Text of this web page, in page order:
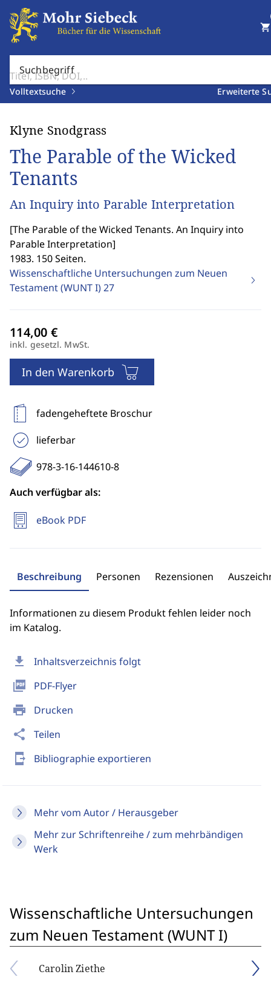
Suchbegriff
Volltextsuche Erweiterte
shopping_cart
download Inhaltsverzeichnis folgt
picture_as_pdf PDF-Flyer
print Drucken
share Teilen
send_to_mobile Bibliographie exportieren
Mehr vom Autor / Herausgeber
Mehr zur Schriftenreihe / zum mehrbändigen
Werk
Klyne Snodgrass
The Parable of the Wicked
Tenants
An Inquiry into Parable Interpretation
[The Parable of the Wicked Tenants. An Inquiry into
Parable Interpretation]
1983. 150 Seiten.
Wissenschaftliche Untersuchungen zum Neuen
Testament (WUNT I)27
inkl. gesetzl. MwSt.
In den Warenkorb
fadengeheftete Broschur
lieferbar
978-3-16-144610-8
Auch verfügbar als:
eBook PDF
Beschreibung Personen Rezensionen
Informationen zu diesem Produkt fehlen leider noch
im Katalog.
Wissenschaftliche Untersuchungen
zum Neuen Testament (WUNT I)
Carolin Ziethe